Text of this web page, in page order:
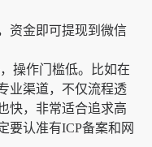
金即可提现到微信
操作门槛低。比如在
业渠道，不仅流程透
快，非常适合追求高
要认准有ICP备案和网